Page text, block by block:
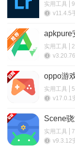
实用工具
v11.4.5
apkpure
实用工具
oppo游
实用工具
v17.0.1
Scene
实用工具
v9.3.12